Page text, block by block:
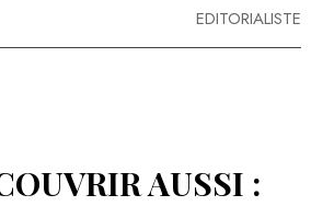
EDITORIALISTE
AUSSI :